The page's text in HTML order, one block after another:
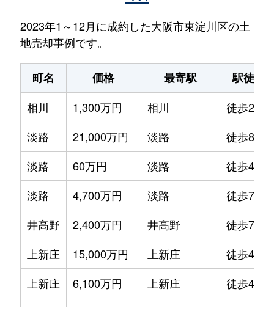
2023年1～12月に成約した大阪市東淀川区の土
地売却事例です。
町名 価格 最寄駅
駅徒歩
相川
1,300万円 相川
徒歩2分
淡路
21,000万円 淡路
徒歩8分
淡路
60万円 淡路
徒歩4分
淡路
4,700万円 淡路
徒歩7分
井高野
2,400万円 井高野
徒歩7分
上新庄
15,000万円 上新庄
徒歩4分
上新庄
6,100万円 上新庄
徒歩4分